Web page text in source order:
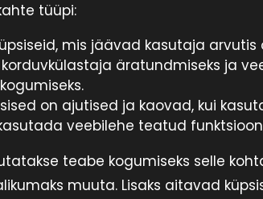
tüüpi:
mis jäävad kasutaja
äratundmiseks ja
on ajutised ja kaovad, kui
veebilehe teatud
teabe kogumiseks selle
muuta. Lisaks aitavad